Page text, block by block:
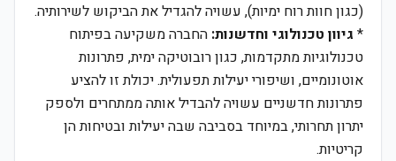
(כגון חוות רוח ימיות), עשויה להגדיל את הביקוש לשירותיה.
* גיוון טכנולוגי וחדשנות: החברה משקיעה בפיתוח
טכנולוגיות מתקדמות, כגון רובוטיקה ימית, פתרונות
אוטונומיים, ושיפורי יעילות תפעולית. יכולת זו להציע
פתרונות חדשניים עשויה להבדיל אותה ממתחרים ולספק
יתרון תחרותי, במיוחד בסביבה שבה יעילות ובטיחות הן
קריטיות.